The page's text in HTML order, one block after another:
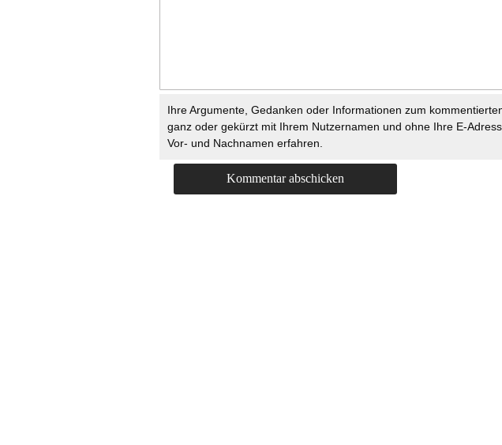
Ihre Argumente, Gedanken oder Informationen zum
ganz oder gekürzt mit Ihrem Nutzernamen und ohne Ihre E-
Vor- und Nachnamen erfahren.